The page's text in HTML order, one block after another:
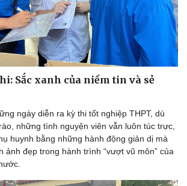
Sắc xanh của niềm tin và sẻ
ngày diễn ra kỳ thi tốt nghiệp THPT, dù
những tình nguyện viên vẫn luôn túc trực,
huynh bằng những hành động giản dị mà
ảnh đẹp trong hành trình “vượt vũ môn” của